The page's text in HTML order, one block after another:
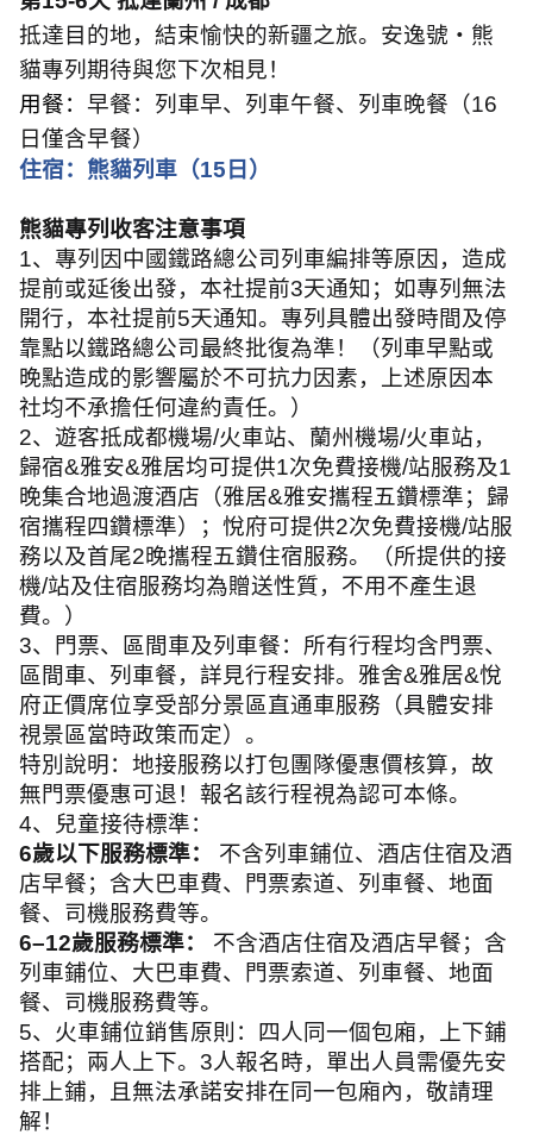
抵達目的地，結束愉快的新疆之旅。安逸號・熊
貓專列期待與您下次相見！
用餐： 早餐：列車早、列車午餐、列車晚餐（16
日僅含早餐）
住宿：熊貓列車（15 日）
熊貓專列收客注意事項
1、專列因中國鐵路總公司列車編排等原因，造成
提前或延後出發，本社提前3天通知；如專列無法
開行，本社提前5天通知。專列具體出發時間及停
靠點以鐵路總公司最終批復為準！（列車早點或
晚點造成的影響屬於不可抗力因素，上述原因本
社均不承擔任何違約責任。）
2、遊客抵成都機場/火車站、蘭州機場/火車站，
歸宿&雅安&雅居均可提供1次免費接機/站服務及1
晚集合地過渡酒店（雅居&雅安攜程五鑽標準；歸
宿攜程四鑽標準）；悅府可提供2次免費接機/站服
務以及首尾2晚攜程五鑽住宿服務。（所提供的接
機/站及住宿服務均為贈送性質，不用不產生退
費。）
3、門票、區間車及列車餐：所有行程均含門票、
區間車、列車餐，詳見行程安排。雅舍&雅居&悅
府正價席位享受部分景區直通車服務（具體安排
視景區當時政策而定）。
特別說明：地接服務以打包團隊優惠價核算，故
無門票優惠可退！報名該行程視為認可本條。
4、兒童接待標準：
6歲以下服務標準：
不含列車鋪位、酒店住宿及酒
店早餐；含大巴車費、門票索道、列車餐、地面
餐、司機服務費等。
6–12歲服務標準：
不含酒店住宿及酒店早餐；含
列車鋪位、大巴車費、門票索道、列車餐、地面
餐、司機服務費等。
5、火車鋪位銷售原則：四人同一個包廂，上下鋪
搭配；兩人上下。 3人報名時，單出人員需優先安
排上鋪，且無法承諾安排在同一包廂內，敬請理
解！